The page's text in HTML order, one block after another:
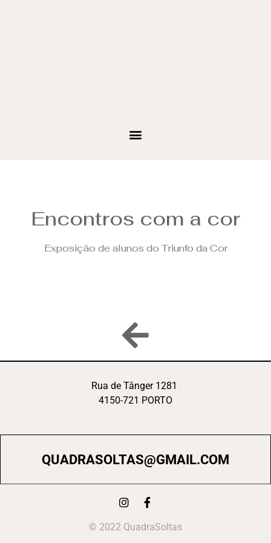
Encontros com a cor
Exposição de alunos do Triunfo da Cor
Rua de Tânger 1281
4150-721 PORTO
QUADRASOLTAS@GMAIL.COM
© 2022 QuadraSoltas